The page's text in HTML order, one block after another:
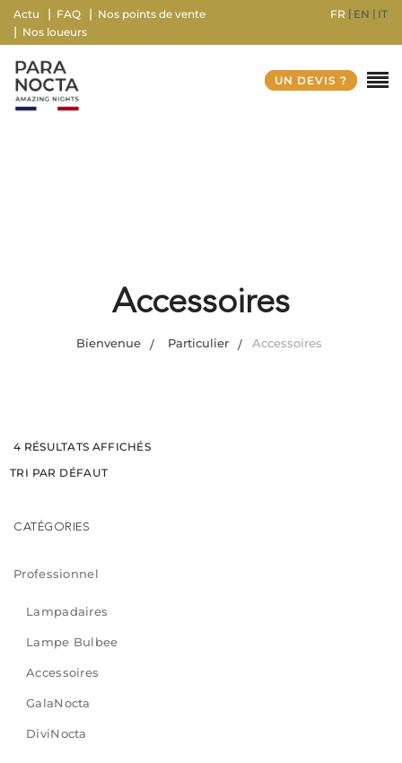
Actu FAQ
Nos points de vente
Nos loueurs
FR EN IT
UN DEVIS ?
Accessoires
Bienvenue Particulier Accessoires
4 RÉSULTATS AFFICHÉS
CATÉGORIES
Professionnel
Lampadaires
Lampe Bulbee
Accessoires
GalaNocta
DiviNocta